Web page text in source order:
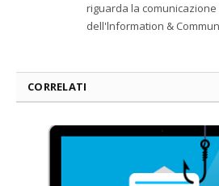
riguarda la
dell'lnformation &
CORRELATI